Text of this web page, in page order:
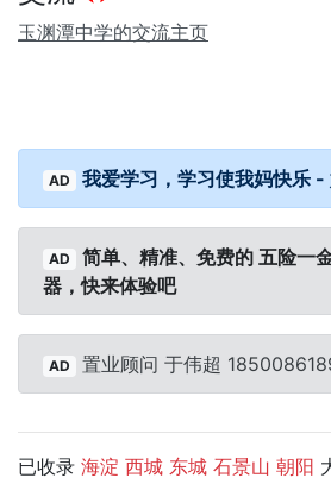
玉渊潭中学的交流主页
AD 我爱学习，学习使我妈快乐 -
AD
简单、精准、免费的 五险一
器，快来体验吧
AD 置业顾问 于伟超
已收录 海淀 西城 东城 石景山 朝阳